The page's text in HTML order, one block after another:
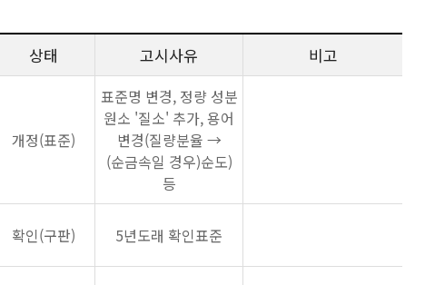
상태 고시사유 비고
개정(표준)
표준명 변경, 정량 성분
원소 '질소' 추가, 용어
변경(질량분율 →
(순금속일 경우)순도)
등
확인(구판) 5년도래 확인표준